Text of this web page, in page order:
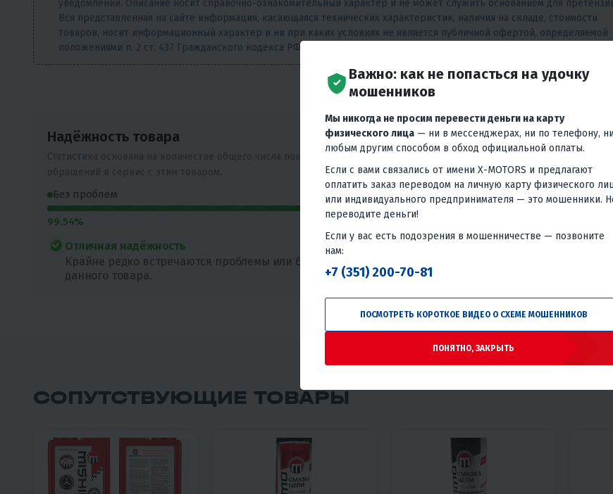
уведомлений. Описание носит справочно-ознакомительный характер и не может служить основанием для
Вся представленная на сайте информация, касающаяся технических характеристик, наличия на складе, стоимости
товаров, носит информационный характер и ни при каких условиях не является публичной офертой, определяемой
положениями п. 2 ст. 437 Гражданского кодекса РФ.
Надёжность товара
Статистика основана на количестве общего числа покупателей и количестве
Без проблем Всего обращений в сервис
99.54% 0.46%
Отличная надёжность
Крайне редко встречаются проблемы или брак при использовании
данного товара.
СОПУТСТВУЮЩИЕ ТОВАРЫ
Важно: как не попасться на удочку
мошенников
Мы никогда не просим перевести деньги на карту
физического лица — ни в мессенджерах, ни по телефону, ни
любым другим способом в обход официальной оплаты.
Если с вами связались от имени X-MOTORS и предлагают
оплатить заказ переводом на личную карту физического
или индивидуального предпринимателя — это мошенники.
переводите деньги!
Если у вас есть подозрения в мошенничестве — позвоните
нам:
+7 (351) 200-70-81
ПОСМОТРЕТЬ КОРОТКОЕ ВИДЕО О СХЕМЕ МОШЕННИКОВ
ПОНЯТНО, ЗАКРЫТЬ